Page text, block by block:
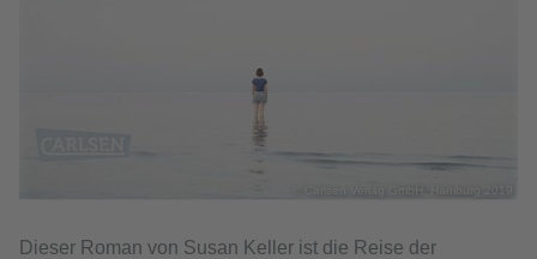
© Carlsen Verlag GmbH, Hamburg 2019
Dieser Roman von Susan Keller ist die Reise der